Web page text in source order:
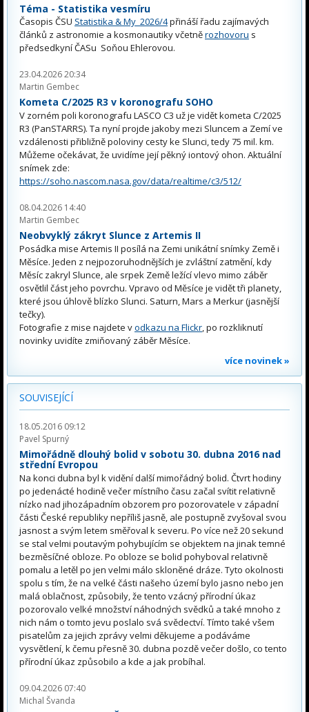
Téma - Statistika vesmíru
Časopis ČSU Statistika & My 2026/4přináší řadu zajímavých
článků z astronomie a kosmonautiky včetněrozhovoru s
předsedkyní ČASu Soňou Ehlerovou.
23.04.2026 20:34
Martin Gembec
Kometa C/2025 R3 v koronografu SOHO
V zorném poli koronografu LASCO C3 už je vidět kometa C/2025
R3 (PanSTARRS). Ta nyní projde jakoby mezi Sluncem a Zemí ve
vzdálenosti přibližně poloviny cesty ke Slunci, tedy 75 mil. km.
Můžeme očekávat, že uvidíme její pěkný iontový ohon. Aktuální
snímek zde:
https://soho.nascom.nasa.gov/data/realtime/c3/512/
08.04.2026 14:40
Martin Gembec
Neobvyklý zákryt Slunce z Artemis II
Posádka mise Artemis II posílá na Zemi unikátní snímky Země i
Měsíce. Jeden z nejpozoruhodnějších je zvláštní zatmění, kdy
Měsíc zakryl Slunce, ale srpek Země ležící vlevo mimo záběr
osvětlil část jeho povrchu. Vpravo od Měsíce je vidět tři planety,
které jsou úhlově blízko Slunci. Saturn, Mars a Merkur (jasnější
tečky).
Fotografie z mise najdete vodkazu na Flickr, po rozkliknutí
novinky uvidíte zmiňovaný záběr Měsíce.
více novinek »
SOUVISEJÍCÍ
18.05.2016 09:12
Pavel Spurný
Mimořádně dlouhý bolid v sobotu 30. dubna 2016 nad
střední Evropou
Na konci dubna byl k vidění další mimořádný bolid. Čtvrt hodiny
po jedenácté hodině večer místního času začal svítit relativně
nízko nad jihozápadním obzorem pro pozorovatele v západní
části České republiky nepříliš jasně, ale postupně zvyšoval svou
jasnost a svým letem směřoval k severu. Po více než 20 sekund
se stal velmi poutavým pohybujícím se objektem na jinak temné
bezměsíčné obloze. Po obloze se bolid pohyboval relativně
pomalu a letěl po jen velmi málo skloněné dráze. Tyto okolnosti
spolu s tím, že na velké části našeho území bylo jasno nebo jen
malá oblačnost, způsobily, že tento vzácný přírodní úkaz
pozorovalo velké množství náhodných svědků a také mnoho z
nich nám o tomto jevu poslalo svá svědectví. Tímto také všem
pisatelům za jejich zprávy velmi děkujeme a podáváme
vysvětlení, k čemu přesně 30. dubna pozdě večer došlo, co tento
přírodní úkaz způsobilo a kde a jak probíhal.
09.04.2026 07:40
Michal Švanda